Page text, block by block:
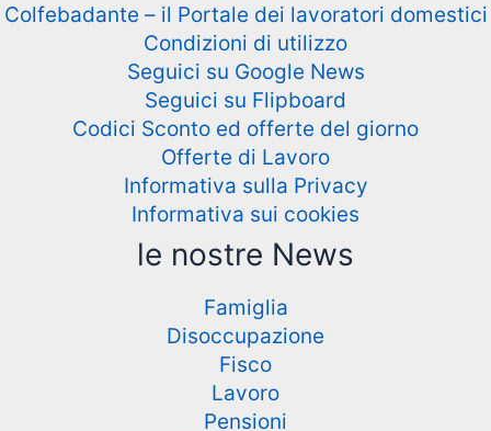
Colfebadante – il Portale dei lavoratori domestici
Condizioni di utilizzo
Seguici su Google News
Seguici su Flipboard
Codici Sconto ed offerte del giorno
Offerte di Lavoro
Informativa sulla Privacy
Informativa sui cookies
le nostre News
Famiglia
Disoccupazione
Fisco
Lavoro
Pensioni